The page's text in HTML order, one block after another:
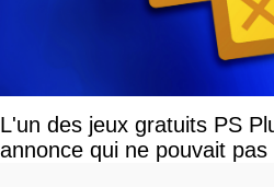
L'un des jeux gratuits PS
annonce qui ne pouvait